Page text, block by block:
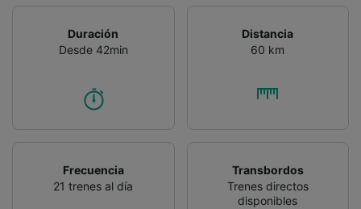
Duración
Desde 42min
Distancia
60 km
Frecuencia
21 trenes al día
Transbordos
Trenes directos
disponibles